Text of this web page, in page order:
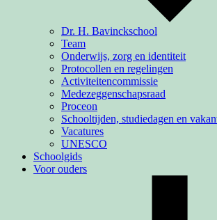
Dr. H. Bavinckschool
Team
Onderwijs, zorg en identiteit
Protocollen en regelingen
Activiteiten­commissie
Medezeggenschapsraad
Proceon
Schooltijden, studiedagen en
Vacatures
UNESCO
Schoolgids
Voor ouders